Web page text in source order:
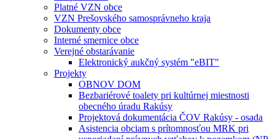
Platné VZN obce
VZN Prešovského samosprávneho kraja
Dokumenty obce
Interné smernice obce
Verejné obstarávanie
Elektronický aukčný systém "eBIT"
Projekty
OBNOV DOM
Bezbariérové toalety pri kultúrnej miestnosti
obecného úradu Rakúsy
Projektová dokumentácia ČOV Rakúsy - osada
Asistencia obciam s prítomnosťou MRK pri